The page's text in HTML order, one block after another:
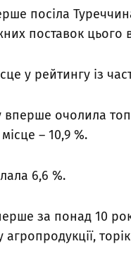
посіла
поставок цього
у рейтингу із
очолила
– 10,9 %.
6,6 %.
за понад 10